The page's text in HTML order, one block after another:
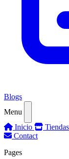
Blogs
Menu
Inicio
Tiendas
Contact
Pages